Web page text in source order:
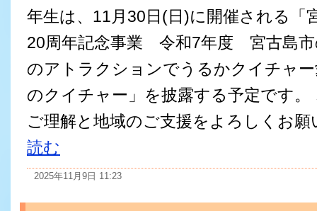
年生は、11月30日(日)に開催される「
20周年記念事業 令和7年度 宮古島市
のアトラクションでうるかクイチャ
のクイチャー」を披露する予定です
ご理解と地域のご支援をよろしくお
読む
2025年11月9日 11:23